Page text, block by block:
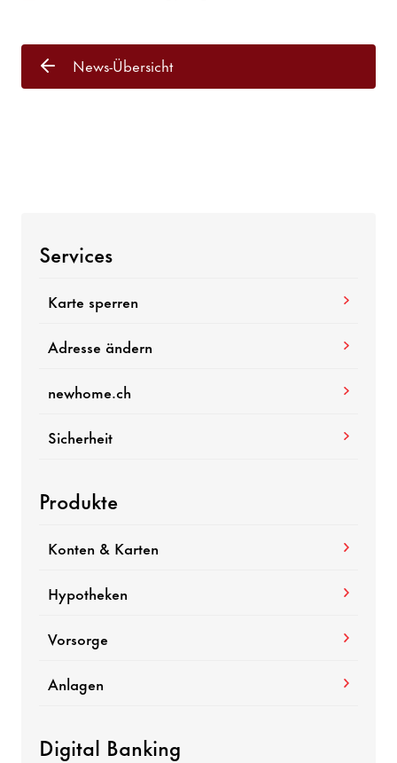
News-Übersicht
Services
Karte sperren
Adresse ändern
newhome.ch
Sicherheit
Produkte
Konten & Karten
Hypotheken
Vorsorge
Anlagen
Digital Banking